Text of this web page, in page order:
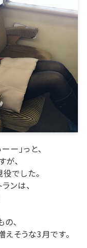
ー」っと、
が、
でした。
ンは、
、
そうな3月です。